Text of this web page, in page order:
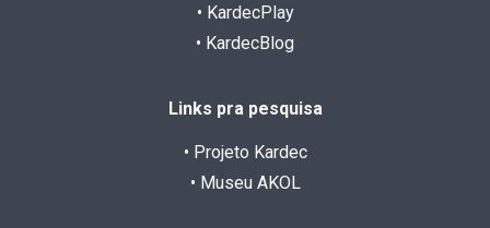
• KardecPlay
• KardecBlog
Links pra pesquisa
• Projeto Kardec
• Museu AKOL